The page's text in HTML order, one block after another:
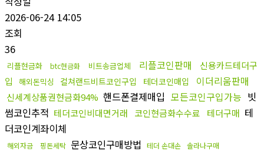
2026-06-24 14:05
조회
36
리플현금화 btc현금화 비트송금업체 리플코인판매
신용카드테더구
입
해외돈믹싱 컬쳐랜드비트코인구입 테더코인매입 이더리움판매
신세계상품권현금화94% 핸드폰결제매입 모든코인구입가능 빗
썸코인추적 테더코인비대면거래 코인현금화수수료 테더구매 테
더코인계좌이체
해외자금 핑돈세탁 문상코인구매방법 테더 손대손 솔라나구매